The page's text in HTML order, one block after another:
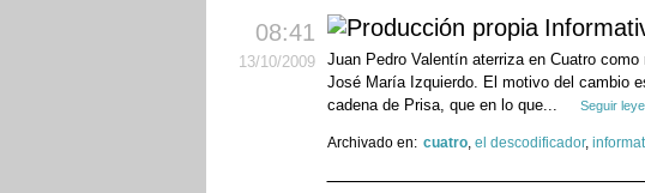
08:41
13/10/2009
Juan Pedro Valentín aterriza en Cuatro
José María Izquierdo. El motivo del cambio
cadena de Prisa, que en lo que...
Seguir
Archivado en: cuatro, el descodificador,